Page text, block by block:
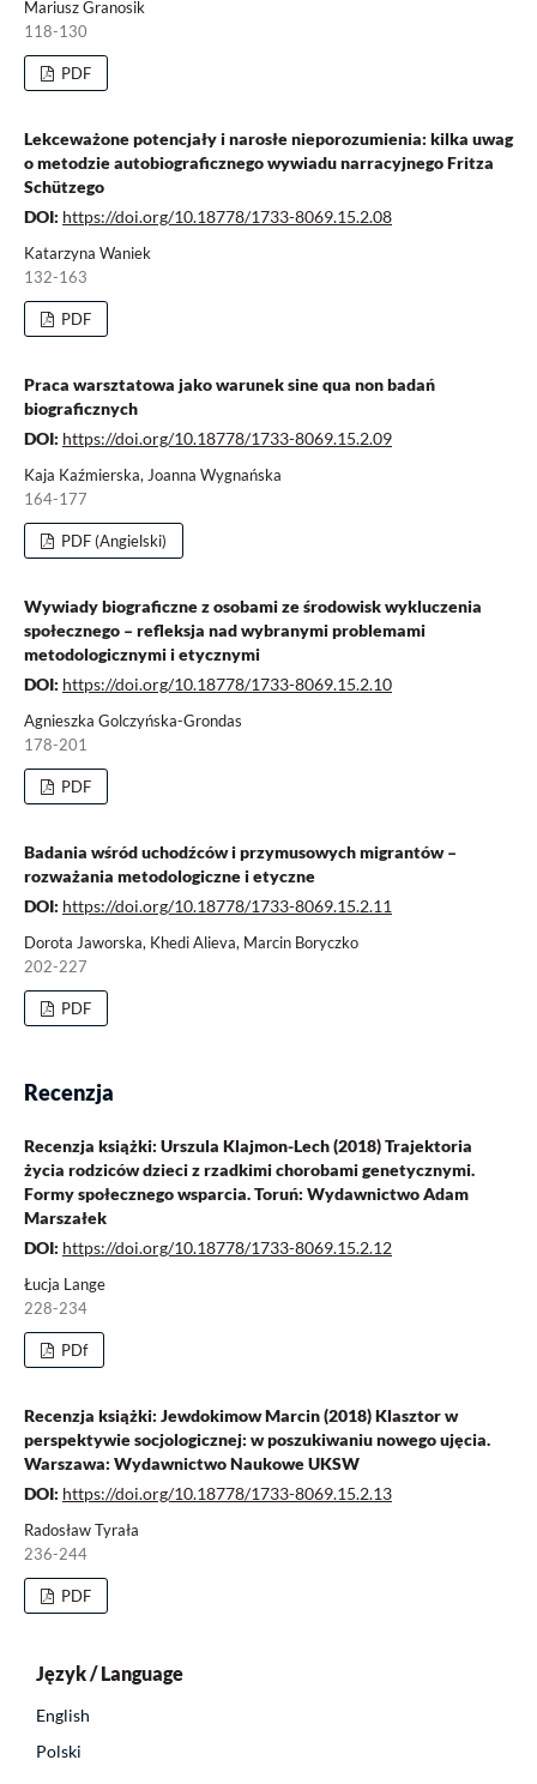
Mariusz Granosik
118-130
PDF
Lekceważone potencjały i narosłe nieporozumienia: kilka uwag
o metodzie autobiograficznego wywiadu narracyjnego Fritza
Schützego
DOI: https://doi.org/10.18778/1733-8069.15.2.08
Katarzyna Waniek
132-163
PDF
Praca warsztatowa jako warunek sine qua non badań
biograficznych
DOI: https://doi.org/10.18778/1733-8069.15.2.09
Kaja Kaźmierska, Joanna Wygnańska
164-177
PDF (Angielski)
Wywiady biograficzne z osobami ze środowisk wykluczenia
społecznego – refleksja nad wybranymi problemami
metodologicznymi i etycznymi
DOI: https://doi.org/10.18778/1733-8069.15.2.10
Agnieszka Golczyńska-Grondas
178-201
PDF
Badania wśród uchodźców i przymusowych migrantów –
rozważania metodologiczne i etyczne
DOI: https://doi.org/10.18778/1733-8069.15.2.11
Dorota Jaworska, Khedi Alieva, Marcin Boryczko
202-227
PDF
Recenzja
Recenzja książki: Urszula Klajmon-Lech (2018) Trajektoria
życia rodziców dzieci z rzadkimi chorobami genetycznymi.
Formy społecznego wsparcia. Toruń: Wydawnictwo Adam
Marszałek
DOI: https://doi.org/10.18778/1733-8069.15.2.12
Łucja Lange
228-234
PDf
Recenzja książki: Jewdokimow Marcin (2018) Klasztor w
perspektywie socjologicznej: w poszukiwaniu nowego ujęcia.
Warszawa: Wydawnictwo Naukowe UKSW
DOI: https://doi.org/10.18778/1733-8069.15.2.13
Radosław Tyrała
236-244
PDF
Język / Language
English
Polski